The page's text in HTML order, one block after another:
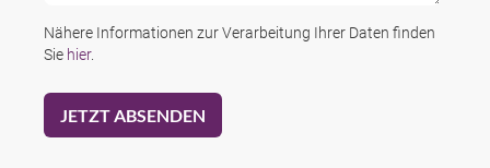
Nähere Informationen zur Verarbeitung Ihrer Daten finden
Sie hier.